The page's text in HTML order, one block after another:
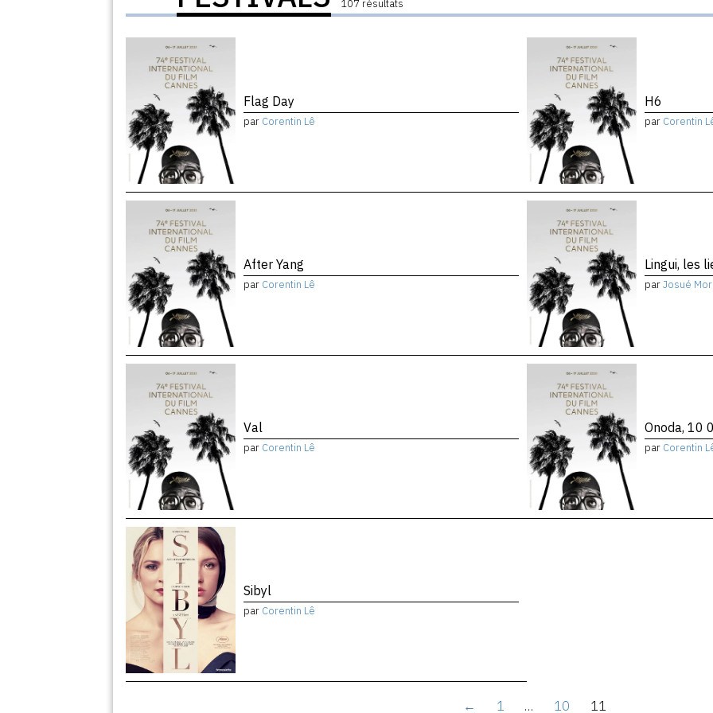
107 résultats
Flag Day
par Corentin Lê
H6
par Corentin
After Yang
par Corentin Lê
Lingui, les
parJosué
Val
par Corentin Lê
Onoda, 10
par Corentin
Sibyl
par Corentin Lê
← 1 … 10 11